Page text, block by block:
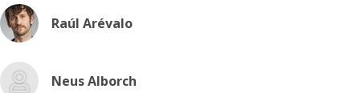
Raúl Arévalo
Neus Alborch